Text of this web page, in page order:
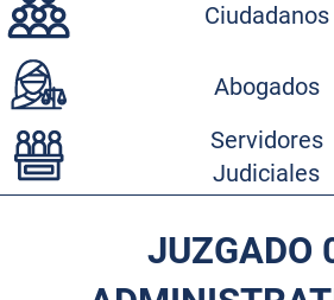
Ciudadanos
Abogados
Servidores
Judiciales
JUZGADO